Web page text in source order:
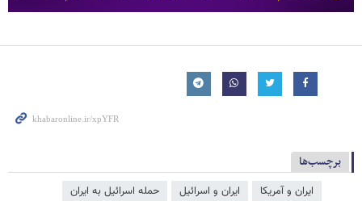
برچسب‌ها
ایران و آمریکا ایران و اسرائیل
حمله اسرائیل به ایران